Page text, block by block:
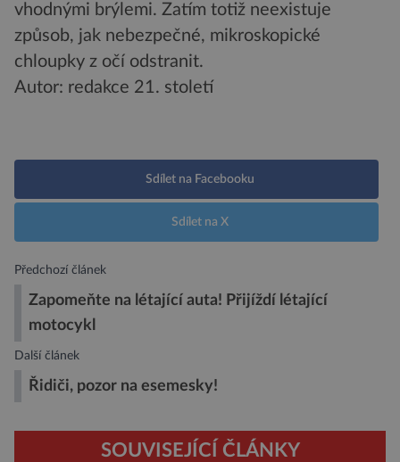
vhodnými brýlemi. Zatím totiž neexistuje
způsob, jak nebezpečné, mikroskopické
chloupky z očí odstranit.
Autor: redakce 21. století
Sdílet na Facebooku
Sdílet na X
Předchozí článek
Zapomeňte na létající auta! Přijíždí létající
motocykl
Další článek
Řidiči, pozor na esemesky!
SOUVISEJÍCÍ ČLÁNKY